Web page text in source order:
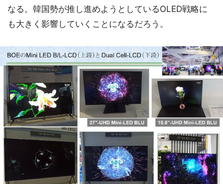
なる。韓国勢が推し進めようとしているOLED戦略に
も大きく影響していくことになるだろう。